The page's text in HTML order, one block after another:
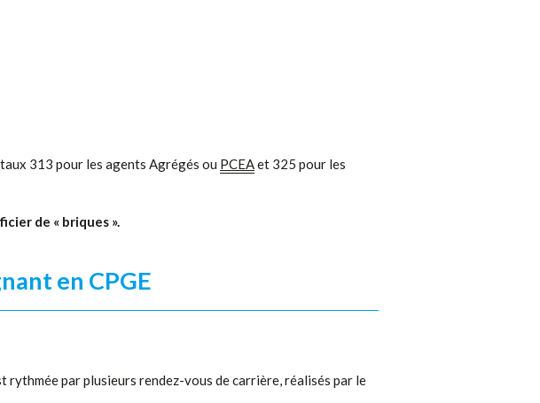
313 pour les agents Agrégés ou PCEAet 325 pour les
de « briques ».
en CPGE
rythmée par plusieurs rendez-vous de carrière, réalisés par le